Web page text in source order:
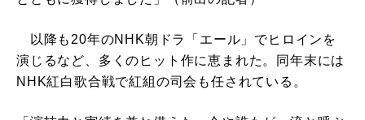
以降も20年のNHK朝ドラ「エール」でヒロインを
演じるなど、多くのヒット作に恵まれた。同年末には
NHK紅白歌合戦で紅組の司会も任されている。